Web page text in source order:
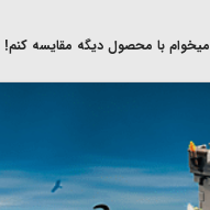
میخوام با محصول دیگه مقایسه کنم!